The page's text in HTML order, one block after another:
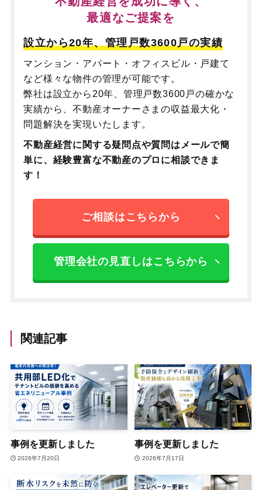
最適なご提案を
設立から20年、管理戸数3600戸の実績
マンション・アパート・オフィスビル・戸建て
など様々な物件の管理が可能です。
弊社は設立から20年、管理戸数3600戸の確かな
実績から、不動産オーナーさまの収益最大化・
問題解決を実現いたします。
不動産経営に関する疑問点や質問はメールで簡
単に、 経験豊富な不動産のプロに相談できま
す！
ご相談はこちらから
管理会社の見直しはこちらから
関連記事
事例を更新しました
2026年7月20日
事例を更新しました
2026年7月17日